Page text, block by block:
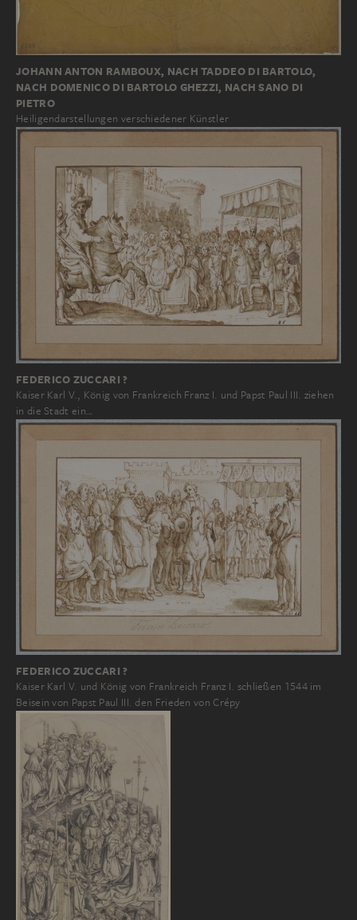
JOHANN ANTON RAMBOUX, NACH TADDEO DI BARTOLO,
NACH DOMENICO DI BARTOLO GHEZZI, NACH SANO DI
PIETRO
Heiligendarstellungen verschiedener Künstler
FEDERICO ZUCCARI ?
Kaiser Karl V., König von Frankreich Franz I. und Papst Paul III. ziehen
in die Stadt ein…
FEDERICO ZUCCARI ?
Kaiser Karl V. und König von Frankreich Franz I. schließen 1544 im
Beisein von Papst Paul III. den Frieden von Crépy